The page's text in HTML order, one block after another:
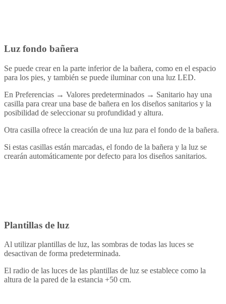
Luz fondo bañera
Se puede crear en la parte inferior de la bañera, como en el espacio
para los pies, y también se puede iluminar con una luz LED.
En Preferencias → Valores predeterminados → Sanitario hay una
casilla para crear una base de bañera en los diseños sanitarios y la
posibilidad de seleccionar su profundidad y altura.
Otra casilla ofrece la creación de una luz para el fondo de la bañera.
Si estas casillas están marcadas, el fondo de la bañera y la luz se
crearán automáticamente por defecto para los diseños sanitarios.
Plantillas de luz
Al utilizar plantillas de luz, las sombras de todas las luces se
desactivan de forma predeterminada.
El radio de las luces de las plantillas de luz se establece como la
altura de la pared de la estancia +50 cm.